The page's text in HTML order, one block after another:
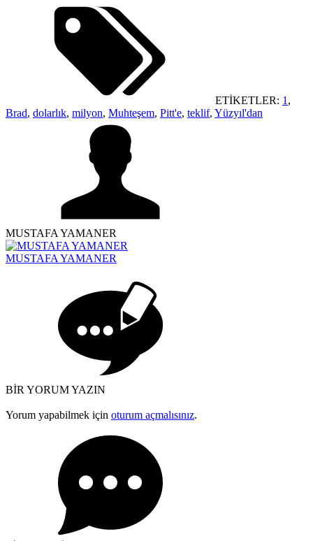
ETİKETLER: 1 ,
Brad, dolarlık, milyon, Muhteşem, Pitt'e, teklif, Yüzyıl'dan
MUSTAFA YAMANER
MUSTAFA YAMANER
BİR YORUM YAZIN
Yorum yapabilmek için oturum açmalısınız.